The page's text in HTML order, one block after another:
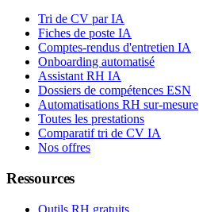
Tri de CV par IA
Fiches de poste IA
Comptes-rendus d'entretien IA
Onboarding automatisé
Assistant RH IA
Dossiers de compétences ESN
Automatisations RH sur-mesure
Toutes les prestations
Comparatif tri de CV IA
Nos offres
Ressources
Outils RH gratuits